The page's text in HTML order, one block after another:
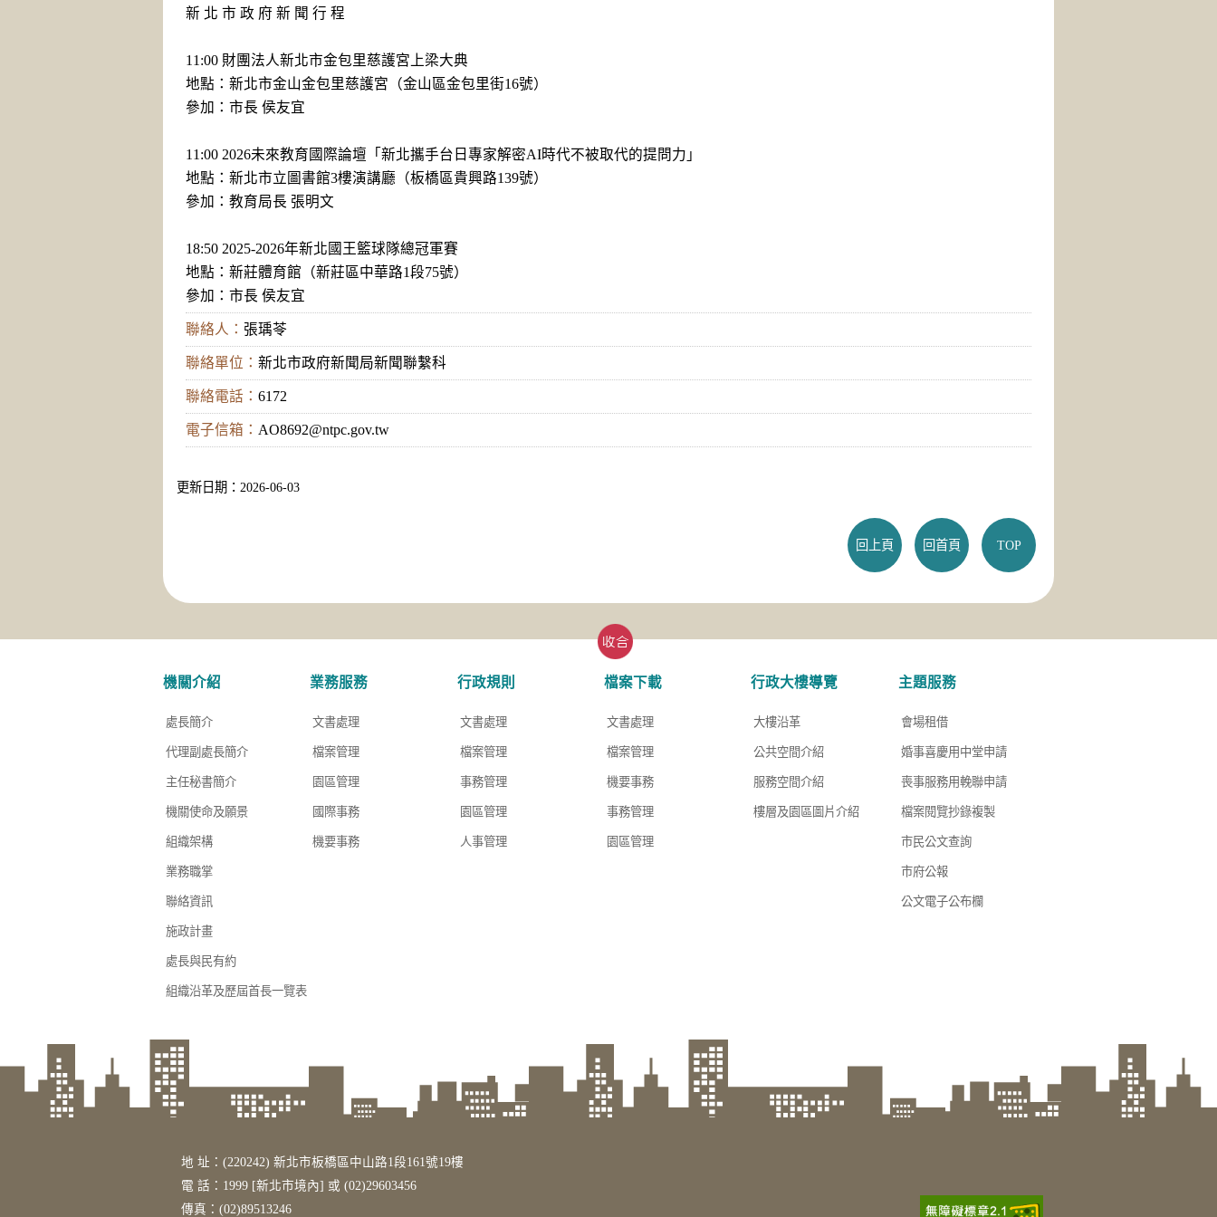
新 北 市 政 府 新 聞 行 程
11:00 財團法人新北市金包里慈護宮上梁大典
地點：新北市金山金包里慈護宮（金山區金包里街16號）
參加：市長 侯友宜
11:00 2026未來教育國際論壇「新北攜手台日專家解密AI時代不被取代的提問力」
地點：新北市立圖書館3樓演講廳（板橋區貴興路139號）
參加：教育局長 張明文
18:50 2025-2026年新北國王籃球隊總冠軍賽
地點：新莊體育館（新莊區中華路1段75號）
參加：市長 侯友宜
聯絡人： 張瑀苓
聯絡單位： 新北市政府新聞局新聞聯繫科
聯絡電話： 6172
電子信箱： AO8692@ntpc.gov.tw
更新日期：2026-06-03
回上頁 回首頁 TOP
機關介紹
處長簡介
代理副處長簡介
主任秘書簡介
機關使命及願景
組織架構
業務職掌
聯絡資訊
施政計畫
處長與民有約
組織沿革及歷屆首長一覽表
業務服務
文書處理
檔案管理
園區管理
國際事務
機要事務
行政規則
文書處理
檔案管理
事務管理
園區管理
人事管理
檔案下載
文書處理
檔案管理
機要事務
事務管理
園區管理
行政大樓導覽
大樓沿革
公共空間介紹
服務空間介紹
樓層及園區圖片介紹
主題服務
會場租借
婚事喜慶用中堂申請
喪事服務用輓聯申請
檔案閱覽抄錄複製
市民公文查詢
市府公報
公文電子公布欄
地 址：(220242) 新北市板橋區中山路1段161號19樓
電 話：1999 [新北市境內] 或 (02)29603456
傳真：(02)89513246